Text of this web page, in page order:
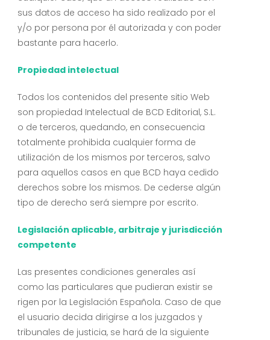
sus datos de acceso ha sido realizado por el
y/o por persona por él autorizada y con poder
bastante para hacerlo.
Propiedad intelectual
Todos los contenidos del presente sitio Web
son propiedad Intelectual de BCD Editorial, S.L.
o de terceros, quedando, en consecuencia
totalmente prohibida cualquier forma de
utilización de los mismos por terceros, salvo
para aquellos casos en que BCD haya cedido
derechos sobre los mismos. De cederse algún
tipo de derecho será siempre por escrito.
Legislación aplicable, arbitraje y jurisdicción
competente
Las presentes condiciones generales así
como las particulares que pudieran existir se
rigen por la Legislación Española. Caso de que
el usuario decida dirigirse a los juzgados y
tribunales de justicia, se hará de la siguiente